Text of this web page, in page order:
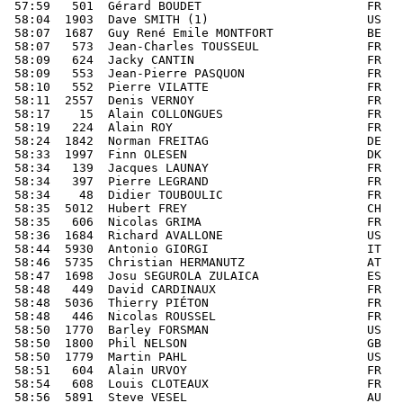
57:59   501  Gérard BOUDET                       FR
58:04  1903  Dave SMITH (1)                      US
58:07  1687  Guy René Emile MONTFORT             BE
58:07   573  Jean-Charles TOUSSEUL               FR
58:09   624  Jacky CANTIN                        FR
58:09   553  Jean-Pierre PASQUON                 FR
58:10   552  Pierre VILATTE                      FR
58:11  2557  Denis VERNOY                        FR
58:17    15  Alain COLLONGUES                    FR
58:19   224  Alain ROY                           FR
58:24  1842  Norman FREITAG                      DE
58:33  1997  Finn OLESEN                         DK
58:34   139  Jacques LAUNAY                      FR
58:34   397  Pierre LEGRAND                      FR
58:34    48  Didier TOUBOULIC                    FR
58:35  5012  Hubert FREY                         CH
58:35   606  Nicolas GRIMA                       FR
58:36  1684  Richard AVALLONE                    US
58:44  5930  Antonio GIORGI                      IT
58:46  5735  Christian HERMANUTZ                 AT
58:47  1698  Josu SEGUROLA ZULAICA               ES
58:48   449  David CARDINAUX                     FR
58:48  5036  Thierry PIÉTON                      FR
58:48   446  Nicolas ROUSSEL                     FR
58:50  1770  Barley FORSMAN                      US
58:50  1800  Phil NELSON                         GB
58:50  1779  Martin PAHL                         US
58:51   604  Alain URVOY                         FR
58:54   608  Louis CLOTEAUX                      FR
58:56  5891  Steve VESEL                         AU